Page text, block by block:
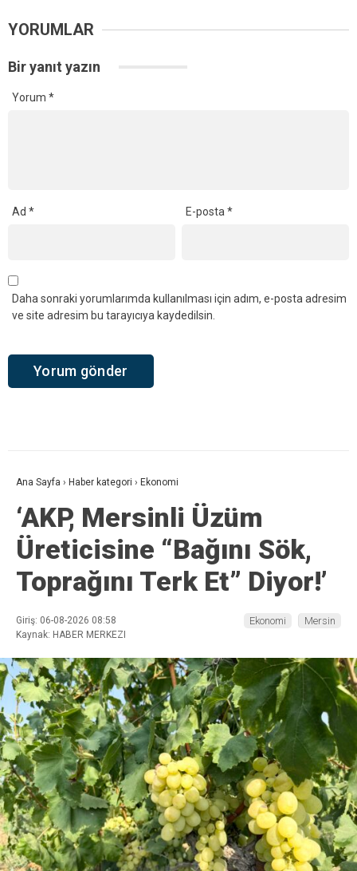
YORUMLAR
Bir yanıt yazın
Yorum *
Ad * E-posta*
Daha sonraki yorumlarımda kullanılması için adım, e-posta adresim
ve site adresim bu tarayıcıya kaydedilsin.
Ana Sayfa › Haber kategori › Ekonomi
‘AKP, Mersinli Üzüm
Üreticisine “Bağını Sök,
Toprağını Terk Et” Diyor!’
Giriş: 06-08-2026 08:58
Kaynak: HABER MERKEZI
Ekonomi Mersin